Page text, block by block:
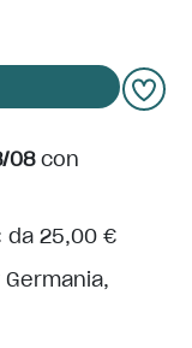
08con
da 25,00 €